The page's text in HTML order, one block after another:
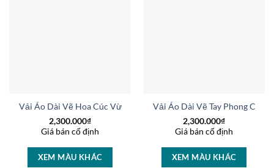
Vải Áo Dài Vẽ Hoa Cúc Vừa Ra AD V51014
2,300.000₫
Giá bán cố định
XEM MÀU KHÁC
Vải Áo Dài Vẽ Tay Phong
2,300.000₫
Giá bán cố định
XEM MÀU KHÁC